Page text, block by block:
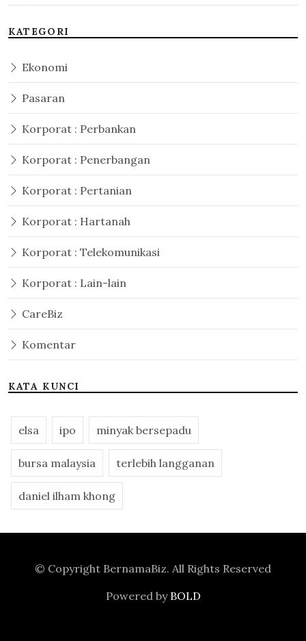
KATEGORI
Ekonomi
Pasaran
Korporat : Perbankan
Korporat : Penerbangan
Korporat : Pertanian
Korporat : Hartanah
Korporat : Telekomunikasi
Korporat : Lain-lain
CareBiz
Komentar
KATA KUNCI
elsa ipo minyak bersepadu
bursa malaysia terlebih langganan
daniel ilham khong
© Copyright BernamaBiz. All Rights Reserved
Powered by BOLD